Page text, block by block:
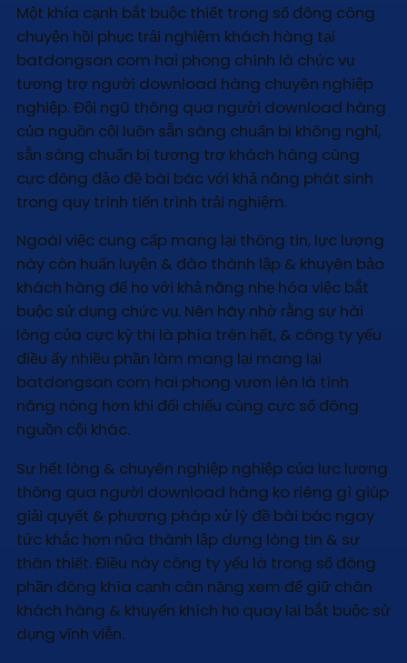
Một khía cạnh bắt buộc thiết trong số đông công
chuyện hồi phục trải nghiệm khách hàng tại
batdongsan com hai phong chính là chức vụ
tương trợ người download hàng chuyên nghiệp
nghiệp. Đội ngũ thông qua người download hàng
của nguồn cội luôn sẵn sàng chuẩn bị không nghỉ,
sẵn sàng chuẩn bị tương trợ khách hàng cùng
cực đông đảo đề bài bác với khả năng phát sinh
trong quy trình tiến trình trải nghiệm.
Ngoài việc cung cấp mang lại thông tin, lực lượng
này còn huấn luyện & đào thành lập & khuyên bảo
khách hàng để họ với khả năng nhẹ hóa việc bắt
buộc sử dụng chức vụ. Nên hãy nhờ rằng sự hài
lòng của cực kỳ thị là phía trên hết, & công ty yếu
điều ấy nhiều phần làm mang lại mang lại
batdongsan com hai phong vươn lên là tính
năng nóng hơn khi đối chiếu cùng cực số đông
nguồn cội khác.
Sự hết lòng & chuyên nghiệp nghiệp của lực lượng
thông qua người download hàng ko riêng gì giúp
giải quyết & phương pháp xử lý đề bài bác ngay
tức khắc hơn nữa thành lập dựng lòng tin & sự
thân thiết. Điều này công ty yếu là trong số đông
phần đông khía cạnh cân nặng xem để giữ chân
khách hàng & khuyến khích họ quay lại bắt buộc sử
dụng vĩnh viễn.